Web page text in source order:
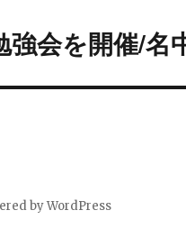
強会を開催/名
by WordPress